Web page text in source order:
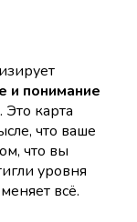
и понимание
. Это карта
что ваше
что вы
уровня
всё.